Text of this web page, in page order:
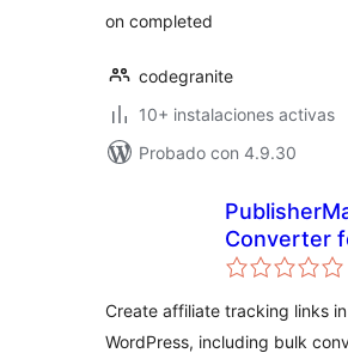
on completed
codegranite
10+ instalaciones activas
Probado con 4.9.30
Converter
Impact.com
Create affiliate tracking links in
WordPress, including bulk